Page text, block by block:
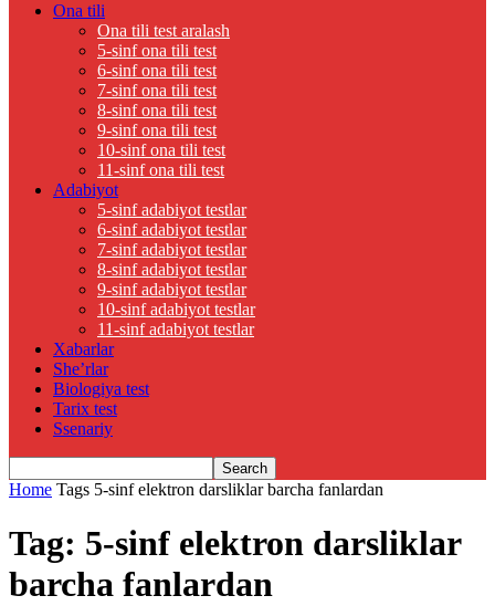
Ona tili
Ona tili test aralash
5-sinf ona tili test
6-sinf ona tili test
7-sinf ona tili test
8-sinf ona tili test
9-sinf ona tili test
10-sinf ona tili test
11-sinf ona tili test
Adabiyot
5-sinf adabiyot testlar
6-sinf adabiyot testlar
7-sinf adabiyot testlar
8-sinf adabiyot testlar
9-sinf adabiyot testlar
10-sinf adabiyot testlar
11-sinf adabiyot testlar
Xabarlar
She’rlar
Biologiya test
Tarix test
Ssenariy
Home Tags 5-sinf elektron darsliklar barcha fanlardan
Tag: 5-sinf elektron darsliklar
barcha fanlardan